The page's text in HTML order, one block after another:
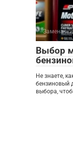
Замена
Выбор
Не знаете,
бензиновый
выбора,